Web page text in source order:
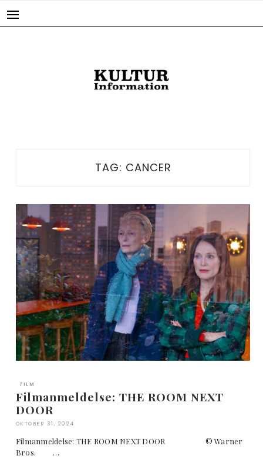
TAG: CANCER
FILM
Filmanmeldelse: THE ROOM NEXT
DOOR
OKTOBER 31, 2024
Filmanmeldelse: THE ROOM NEXT DOOR © Warner
Bros. …